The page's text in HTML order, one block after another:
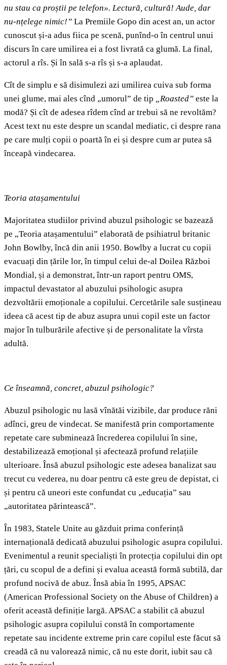
nu stau ca proștii pe telefon». Lectură, cultură! Aude, dar
nu-nțelege nimic!” La Premiile Gopo din acest an, un actor
cunoscut și-a adus fiica pe scenă, punînd-o în centrul unui
discurs în care umilirea ei a fost livrată ca glumă. La final,
actorul a rîs. Și în sală s-a rîs și s-a aplaudat.
Cît de simplu e să disimulezi azi umilirea cuiva sub forma
unei glume, mai ales cînd „umorul” de tip „Roasted” este la
modă? Și cît de adesea rîdem cînd ar trebui să ne revoltăm?
Acest text nu este despre un scandal mediatic, ci despre rana
pe care mulți copii o poartă în ei și despre cum ar putea să
înceapă vindecarea.
Teoria atașamentului
Majoritatea studiilor privind abuzul psihologic se bazează
pe „Teoria atașamentului” elaborată de psihiatrul britanic
John Bowlby, încă din anii 1950. Bowlby a lucrat cu copii
evacuați din țările lor, în timpul celui de-al Doilea Război
Mondial, și a demonstrat, într-un raport pentru OMS,
impactul devastator al abuzului psihologic asupra
dezvoltării emoționale a copilului. Cercetările sale susțineau
ideea că acest tip de abuz asupra unui copil este un factor
major în tulburările afective și de personalitate la vîrsta
adultă.
Ce înseamnă, concret, abuzul psihologic?
Abuzul psihologic nu lasă vînătăi vizibile, dar produce răni
adînci, greu de vindecat. Se manifestă prin comportamente
repetate care subminează încrederea copilului în sine,
destabilizează emoțional și afectează profund relațiile
ulterioare. Însă abuzul psihologic este adesea banalizat sau
trecut cu vederea, nu doar pentru că este greu de depistat, ci
și pentru că uneori este confundat cu „educația” sau
„autoritatea părintească”.
În 1983, Statele Unite au găzduit prima conferință
internațională dedicată abuzului psihologic asupra copilului.
Evenimentul a reunit specialiști în protecția copilului din opt
țări, cu scopul de a defini și evalua această formă subtilă, dar
profund nocivă de abuz. Însă abia în 1995, APSAC
(American Professional Society on the Abuse of Children) a
oferit această definiție largă. APSAC a stabilit că abuzul
psihologic asupra copilului constă în comportamente
repetate sau incidente extreme prin care copilul este făcut să
creadă că nu valorează nimic, că nu este dorit, iubit sau că